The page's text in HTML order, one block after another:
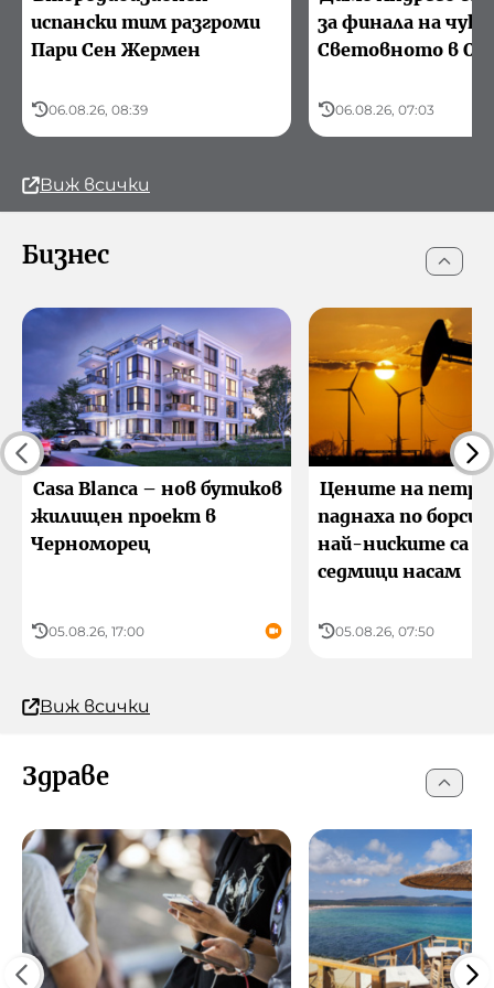
испански тим разгроми
Пари Сен Жермен
06.08.26, 08:39
за финала на чук
Световното в
06.08.26, 07:03
Виж всички
Бизнес
Casa Blanca – нов бутиков
жилищен проект в
Черноморец
05.08.26, 17:00
Цените на
паднаха по
най-ниските са
седмици насам
05.08.26, 07:50
Виж всички
Здраве